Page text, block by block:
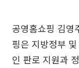
공영홈쇼핑 김영
핑은 지방정부
인 판로 지원과